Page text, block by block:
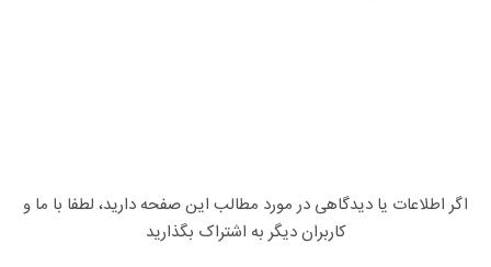
اگر اطلاعات یا دیدگاهی در مورد مطالب این صفحه دارید، لطفا با ما و
کاربران دیگر به اشتراک بگذارید